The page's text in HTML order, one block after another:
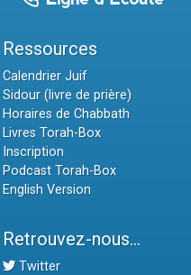
Ressources
Calendrier Juif
Sidour (livre de prière)
Horaires de Chabbath
Livres Torah-Box
Inscription
Podcast Torah-Box
English Version
Retrouvez-nous...
Twitter